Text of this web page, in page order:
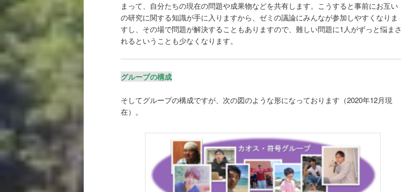
まって、自分たちの現在の問題や成果物などを共有します。こうすると事前にお互い
の研究に関する知識が手に入りますから、ゼミの議論にみんなが参加しやすくなりま
すし、その場で問題が解決することもありますので、難しい問題に1人がずっと悩まさ
れるということも少なくなります。
グループの構成
そしてグループの構成ですが、次の図のような形になっております（2020年12月現
在）。